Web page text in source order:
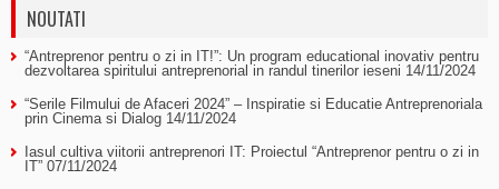
NOUTATI
“Antreprenor pentru o zi in IT!”: Un program educational inovativ pentru
dezvoltarea spiritului antreprenorial in randul tinerilor ieseni 14/11/2024
“Serile Filmului de Afaceri 2024” – Inspiratie si Educatie Antreprenoriala
prin Cinema si Dialog 14/11/2024
Iasul cultiva viitorii antreprenori IT: Proiectul “Antreprenor pentru o zi in
IT” 07/11/2024